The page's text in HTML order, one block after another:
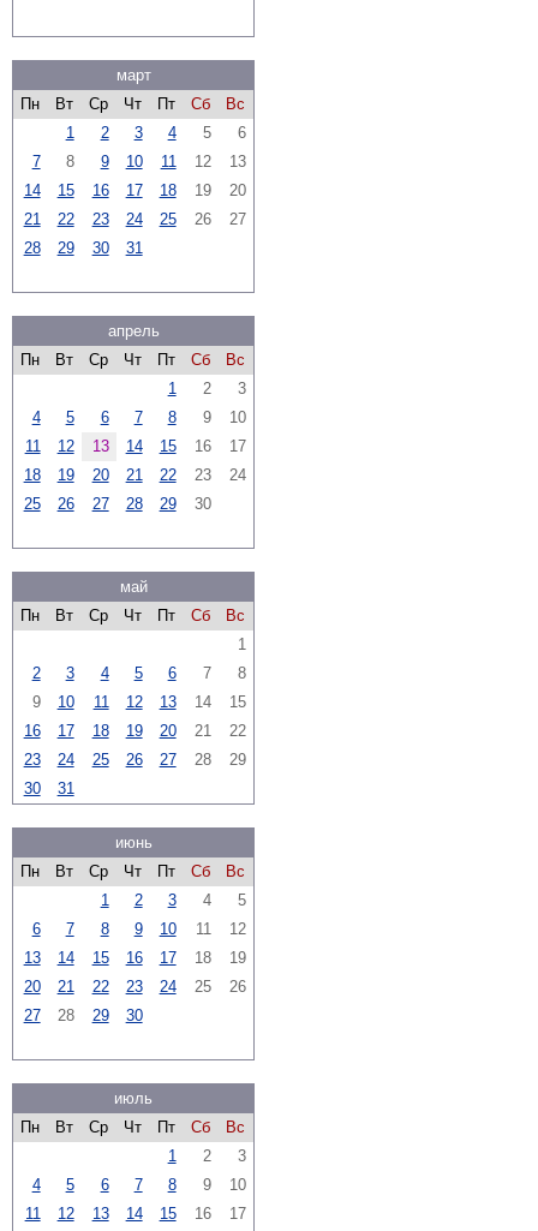
март
Пн
Вт Ср Чт Пт Сб
Вс
1
2 3 4 5
6
7
8 9 10 11 12
13
14
15 16 17 18 19
20
21
22 23 24 25 26
27
28
29 30 31
апрель
Пн
Вт Ср Чт Пт Сб
Вс
1
2
3
4
5 6 7 8 9
10
11
12 13 14 15 16
17
18
19 20 21 22 23
24
25
26 27 28 29 30
май
Пн
Вт Ср Чт Пт Сб
Вс
1
2
3 4 5 6 7
8
9
10 11 12 13 14
15
16
17 18 19 20 21
22
23
24 25 26 27 28
29
30
31
июнь
Пн
Вт Ср Чт Пт Сб
Вс
1
2 3 4
5
6
7 8 9 10 11
12
13
14 15 16 17 18
19
20
21 22 23 24 25
26
27
28 29 30
июль
Пн
Вт Ср Чт Пт Сб
Вс
1
2
3
4
5 6 7 8 9
10
11
12 13 14 15 16
17